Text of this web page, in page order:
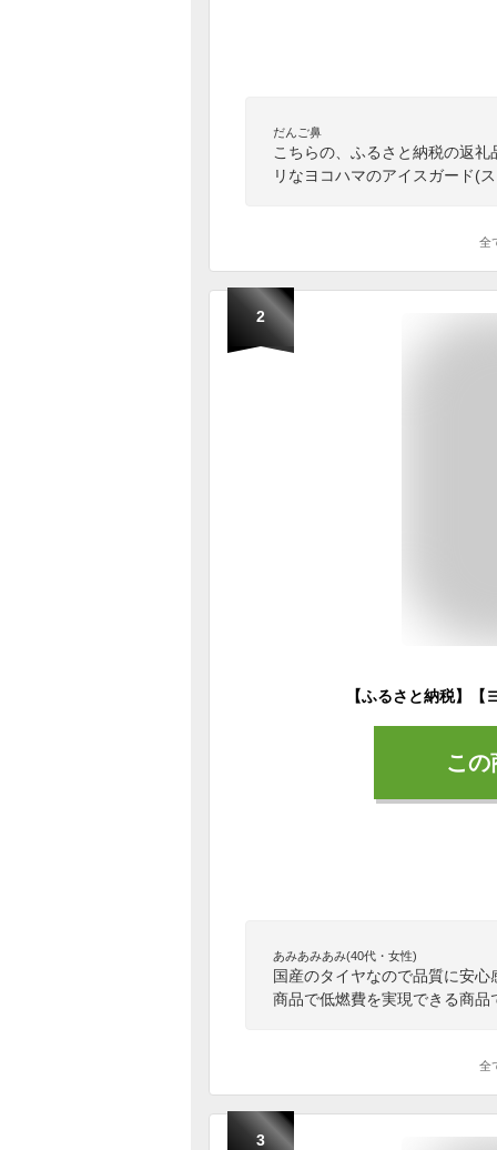
だんご鼻
こちらの、ふるさと納税の返
リなヨコハマのアイスガード(
全
2
こ
あみあみあみ(40代・女性)
国産のタイヤなので品質に安
商品で低燃費を実現できる商品
全
3